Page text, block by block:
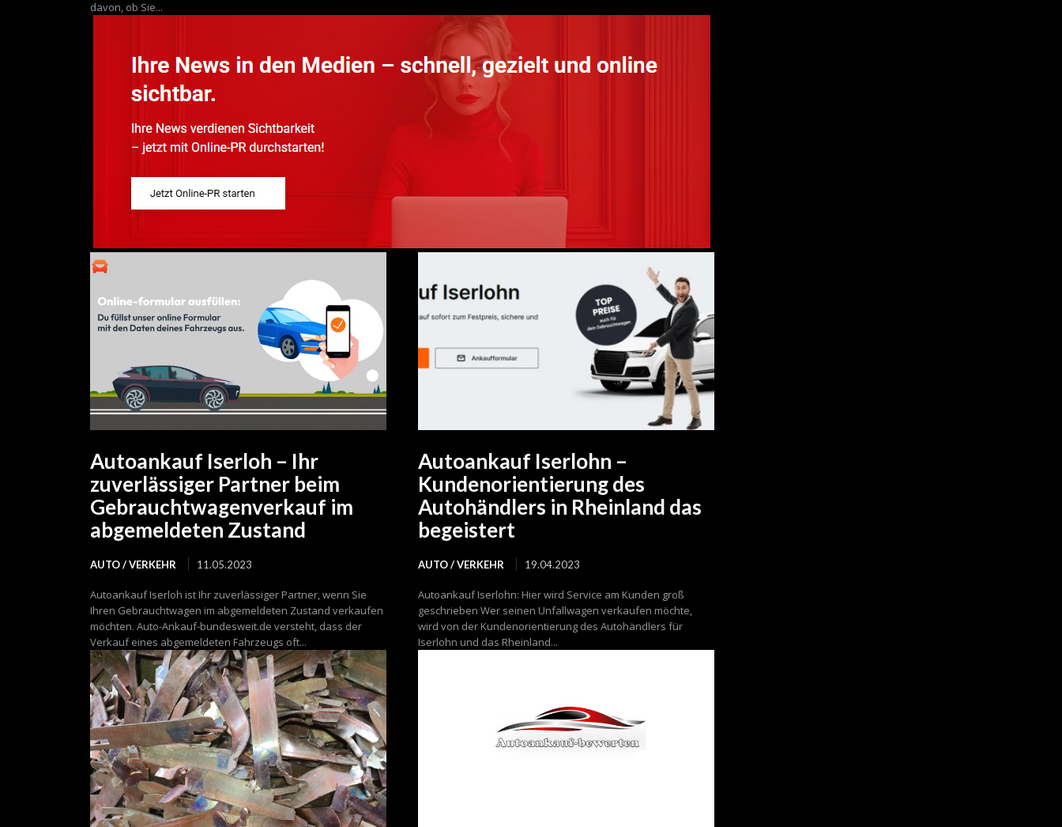
davon, ob Sie...
Autoankauf Iserloh – Ihr
zuverlässiger Partner beim
Gebrauchtwagenverkauf im
abgemeldeten Zustand
AUTO / VERKEHR 11.05.2023
Autoankauf Iserloh ist Ihr zuverlässiger Partner, wenn Sie
Ihren Gebrauchtwagen im abgemeldeten Zustand verkaufen
möchten. Auto-Ankauf-bundesweit.de versteht, dass der
Verkauf eines abgemeldeten Fahrzeugs oft...
Autoankauf Iserlohn –
Kundenorientierung des
Autohändlers in Rheinland das
begeistert
AUTO / VERKEHR 19.04.2023
Autoankauf Iserlohn: Hier wird Service am Kunden groß
geschrieben Wer seinen Unfallwagen verkaufen möchte,
wird von der Kundenorientierung des Autohändlers für
Iserlohn und das Rheinland...